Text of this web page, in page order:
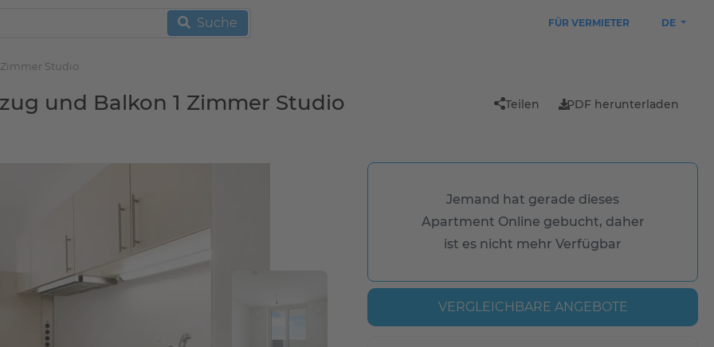
Suche FÜR VERMIETER DE
Studio
und Balkon 1 Zimmer Studio Teilen PDF herunterladen
Jemand hat gerade dieses
Apartment Online gebucht, daher
ist es nicht mehr Verfügbar
VERGLEICHBARE ANGEBOTE